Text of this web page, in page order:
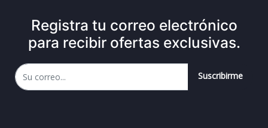
Registra tu correo electrónico
para recibir ofertas exclusivas.
Suscribirme